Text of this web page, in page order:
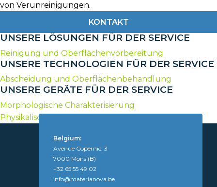
von Verunreinigungen.
KONTAKT
UNSERE LÖSUNGEN FÜR DER SERVICE
Reinigung und Oberflächenvorbereitung
UNSERE TECHNOLOGIEN FÜR DER SERVICE
Abscheidung und Oberflächenbehandlung
UNSERE GERÄTE FÜR DER SERVICE
Morphologische Charakterisierung
Physikalisch-chemische Analysen & Spektroskopisch
Belgium:
Avenue Copernic, 3
7000 Mons (B)
+32 65 55 49 02
info@materianova.be